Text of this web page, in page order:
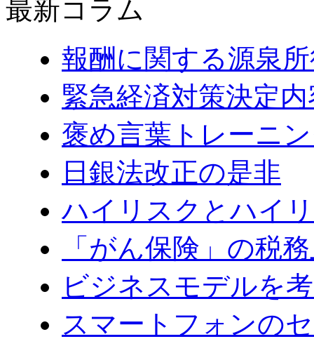
最新コラム
報酬に関する源泉
緊急経済対策決定
褒め言葉トレーニ
日銀法改正の是非
ハイリスクとハイ
「がん保険」の
ビジネスモデルを
スマートフォンの